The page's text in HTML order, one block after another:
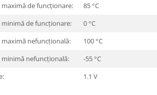
de funcționare:
85 °C
de funcționare:
0 °C
nefuncțională:
100 °C
nefuncțională:
-55 °C
1.1 V